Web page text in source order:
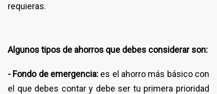
requieras.
Algunos tipos de ahorros que debes considerar son:
- Fondo de emergencia: es el ahorro más básico con
el que debes contar y debe ser tu primera prioridad